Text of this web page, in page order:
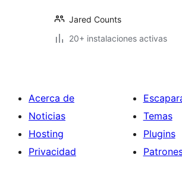
Jared Counts
20+ instalaciones activas
Acerca de
Noticias
Hosting
Privacidad
Temas
Plugins